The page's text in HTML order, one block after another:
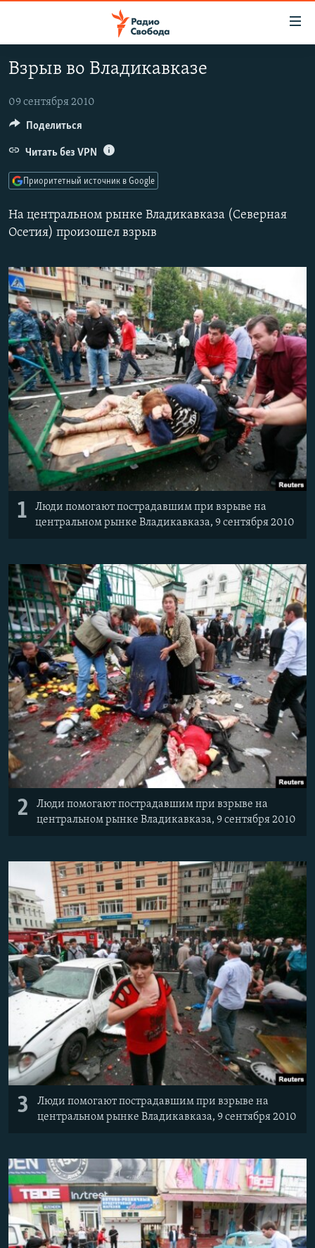
упрощенного
доступа
Вернуться
содержанию
Вернутся
главной
навигации
поиску
ПРОГРАММЫ
ПОДКАСТЫ
АВТОРСКИЕ ПРОЕКТЫ
ЦИТАТЫ СВОБОДЫ
МНЕНИЯ
IDEL.РЕАЛИИ
СЕВЕР.РЕАЛИИ
СИБИРЬ.РЕАЛИИ
РАСПИСАНИЕ ВЕЩАНИЯ
ПОДПИШИТЕСЬ НА РАССЫЛКУ
СОЦИАЛЬНЫЕ СЕТИ
Все сайты РСЕ/РС
Взрыв во Владикавказе
09 сентября 2010
На центральном рынке Владикавказа (Северная
Осетия) произошел взрыв
1
Люди помогают пострадавшим при взрыве на
центральном рынке Владикавказа, 9 сентября 2010
2
Люди помогают пострадавшим при взрыве на
центральном рынке Владикавказа, 9 сентября 2010
3
Люди помогают пострадавшим при взрыве на
центральном рынке Владикавказа, 9 сентября 2010
Поделиться
Читать без VPN
Приоритетный источник в Google